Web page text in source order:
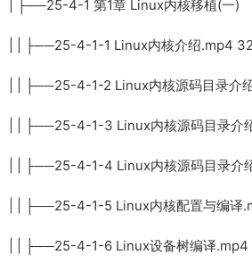
| ├──25-4-1 第1章 Linux内核移植(一)
| | ├──25-4-1-1 Linux内核介绍.mp4
| | ├──25-4-1-2 Linux内核源码目录介
| | ├──25-4-1-3 Linux内核源码目录介
| | ├──25-4-1-4 Linux内核源码目录介
| | ├──25-4-1-5 Linux内核配置与编译
| | ├──25-4-1-6 Linux设备树编译.mp4